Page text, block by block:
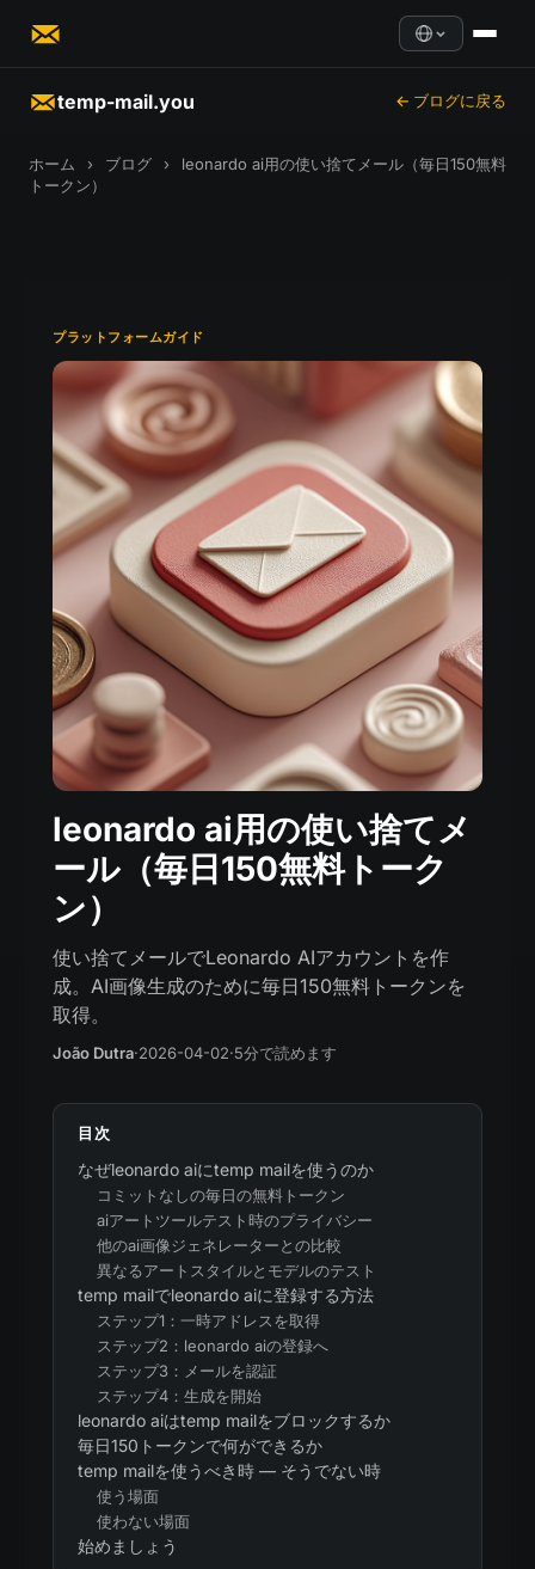
temp-mail.you ← ブログに戻る
ホーム › ブログ ›
leonardo ai用の使い捨てメール（毎日150無料
トークン）
プラットフォームガイド
leonardo ai用の使い捨てメ
ール（毎日150無料トーク
ン）
使い捨てメールでLeonardo AIアカウントを作
成。AI画像生成のために毎日150無料トークンを
取得。
João Dutra·2026-04-02·5分で読めます
目次
なぜleonardo aiにtemp mailを使うのか
コミットなしの毎日の無料トークン
aiアートツールテスト時のプライバシー
他のai画像ジェネレーターとの比較
異なるアートスタイルとモデルのテスト
temp mailでleonardo aiに登録する方法
ステップ1：一時アドレスを取得
ステップ2：leonardo aiの登録へ
ステップ3：メールを認証
ステップ4：生成を開始
leonardo aiはtemp mailをブロックするか
毎日150トークンで何ができるか
temp mailを使うべき時 — そうでない時
使う場面
使わない場面
始めましょう